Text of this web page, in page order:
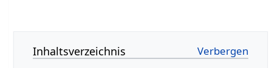
Inhaltsverzeichnis